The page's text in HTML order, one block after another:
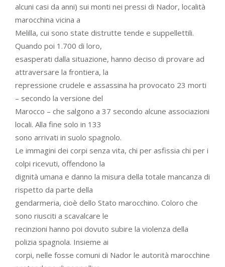
alcuni casi da anni) sui monti nei pressi di Nador, località
marocchina vicina a
Melilla, cui sono state distrutte tende e suppellettili.
Quando poi 1.700 di loro,
esasperati dalla situazione, hanno deciso di provare ad
attraversare la frontiera, la
repressione crudele e assassina ha provocato 23 morti
– secondo la versione del
Marocco – che salgono a 37 secondo alcune associazioni
locali. Alla fine solo in 133
sono arrivati in suolo spagnolo.
Le immagini dei corpi senza vita, chi per asfissia chi per i
colpi ricevuti, offendono la
dignità umana e danno la misura della totale mancanza di
rispetto da parte della
gendarmeria, cioè dello Stato marocchino. Coloro che
sono riusciti a scavalcare le
recinzioni hanno poi dovuto subire la violenza della
polizia spagnola. Insieme ai
corpi, nelle fosse comuni di Nador le autorità marocchine